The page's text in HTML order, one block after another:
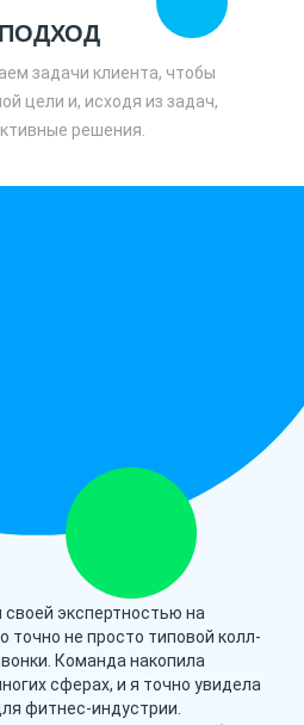
задачи клиента, чтобы
цели и, исходя из задач,
решения.
экспертностью на
точно не просто типовой колл-
Команда накопила
сферах, и я точно увидела
фитнес-индустрии.